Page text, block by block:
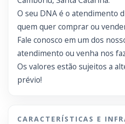
O seu DNA é o atendimento
quem quer comprar ou
Fale conosco em um dos
atendimento ou venha nos
Os valores estão sujeitos a
prévio!
CARACTERÍSTICAS E